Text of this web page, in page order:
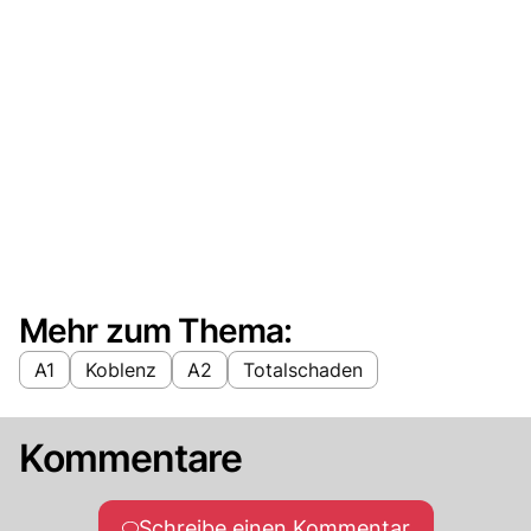
Mehr zum Thema:
A1 Koblenz A2 Totalschaden
Kommentare